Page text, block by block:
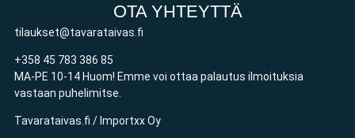
OTA YHTEYTTÄ
tilaukset@tavarataivas.fi
+358 45 783 386 85
MA-PE 10-14 Huom! Emme voi ottaa palautus ilmoituksia
vastaan puhelimitse.
Tavarataivas.fi / Importxx Oy